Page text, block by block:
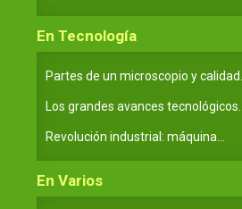
En Tecnología
Partes de un microscopio y calidad...
Los grandes avances tecnológicos...
Revolución industrial: máquina...
En Varios